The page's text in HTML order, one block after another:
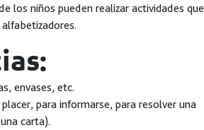
los niños pueden realizar actividades que
envases, etc.
para informarse, para resolver una
carta).